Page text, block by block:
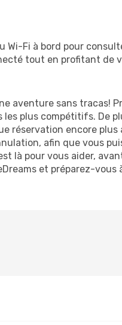
Wi-Fi à bord pour
tout en profitant de
aventure sans tracas!
plus compétitifs. De
réservation encore plus
afin que vous
là pour vous aider,
et préparez-vous